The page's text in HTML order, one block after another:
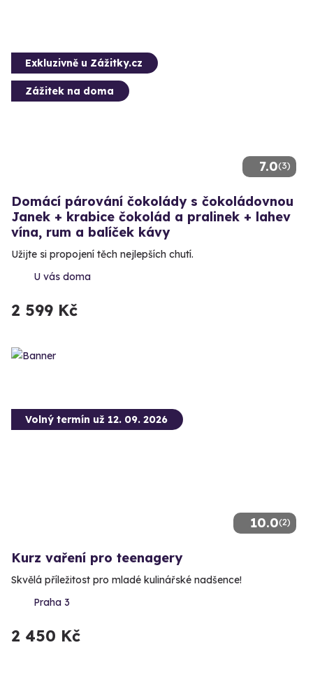
7.0(3)
Exkluzivně u Zážitky.cz
Zážitek na doma
Domácí párování čokolády s čokoládovnou
Janek + krabice čokolád a pralinek + lahev
vína, rum a balíček kávy
Užijte si propojení těch nejlepších chutí.
U vás doma
2 599 Kč
10.0(2)
Volný termín už 12. 09. 2026
Kurz vaření pro teenagery
Skvělá příležitost pro mladé kulinářské nadšence!
Praha 3
2 450 Kč